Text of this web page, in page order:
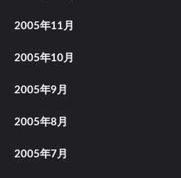
2005年11月
2005年10月
2005年9月
2005年8月
2005年7月